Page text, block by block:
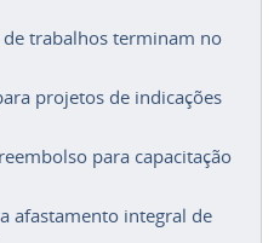
de trabalhos terminam no
projetos de indicações
para capacitação
afastamento integral de